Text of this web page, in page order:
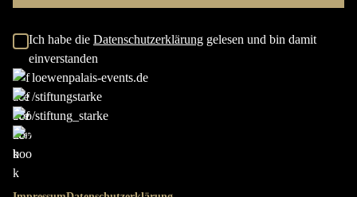
Ich habe die Datenschutzerklärung gelesen und bin damit
einverstanden
loewenpalais-events.de
/stiftungstarke
/stiftung_starke